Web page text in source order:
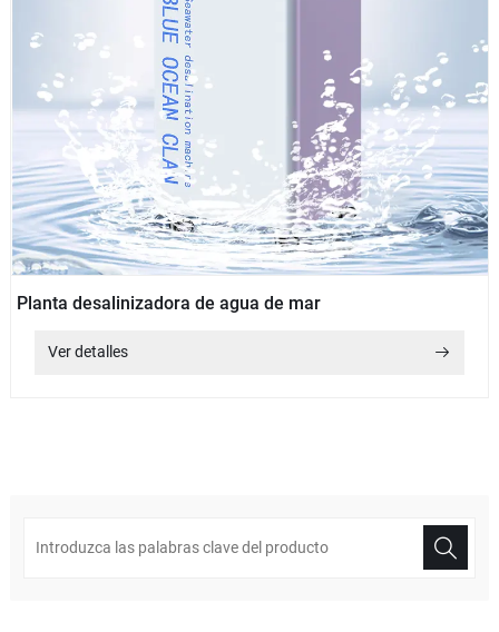
Planta desalinizadora de agua de mar
Ver detalles